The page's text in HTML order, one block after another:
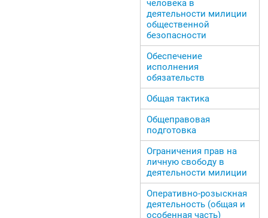
человека в
деятельности милиции
общественной
безопасности
Обеспечение
исполнения
обязательств
Общая тактика
Общеправовая
подготовка
Ограничения прав на
личную свободу в
деятельности милиции
Оперативно-розыскная
деятельность (общая и
особенная часть)